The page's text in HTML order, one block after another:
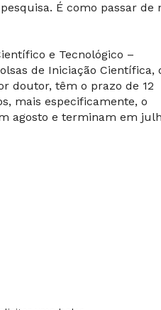
É como passar de
e Tecnológico –
de Iniciação Científica,
doutor, têm o prazo de 12
mais especificamente, o
agosto e terminam em